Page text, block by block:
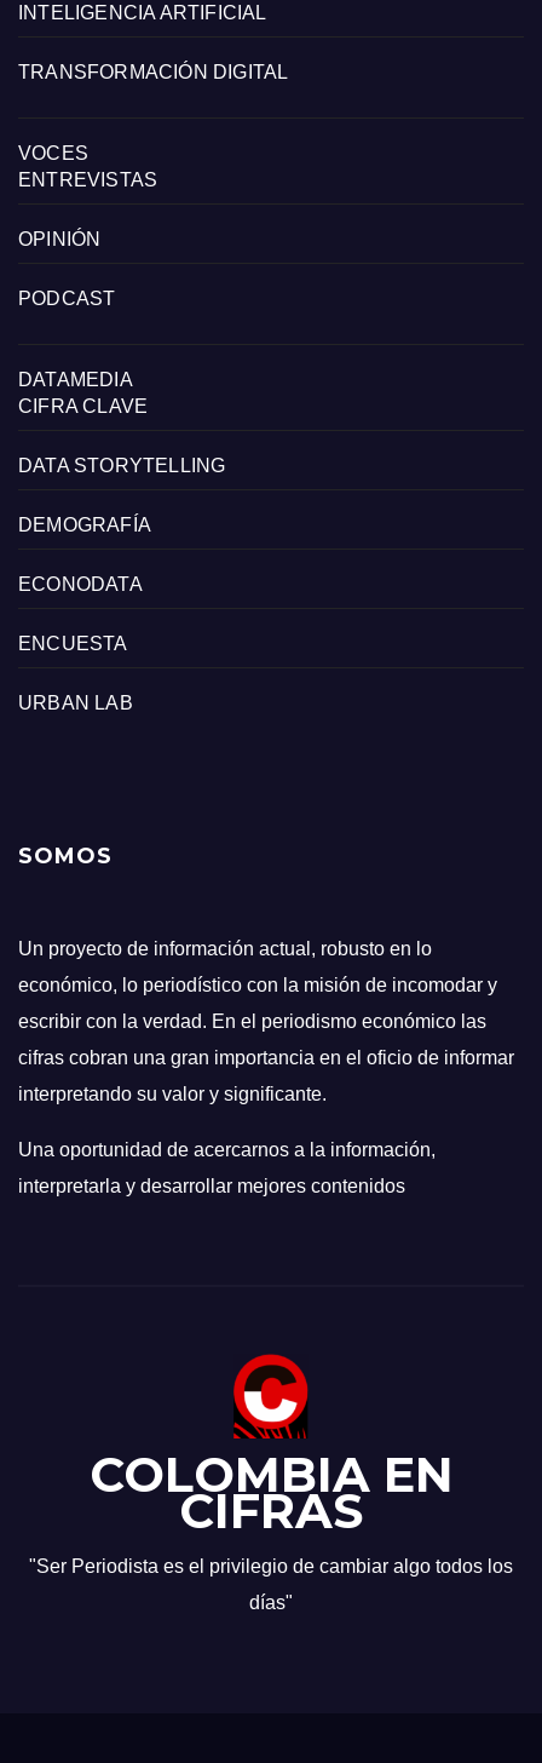
INTELIGENCIA ARTIFICIAL
TRANSFORMACIÓN DIGITAL
VOCES
ENTREVISTAS
OPINIÓN
PODCAST
DATAMEDIA
CIFRA CLAVE
DATA STORYTELLING
DEMOGRAFÍA
ECONODATA
ENCUESTA
URBAN LAB
SOMOS
Un proyecto de información actual, robusto en lo
económico, lo periodístico con la misión de incomodar y
escribir con la verdad. En el periodismo económico las
cifras cobran una gran importancia en el oficio de informar
interpretando su valor y significante.
Una oportunidad de acercarnos a la información,
interpretarla y desarrollar mejores contenidos
COLOMBIA EN
CIFRAS
"Ser Periodista es el privilegio de cambiar algo todos los
días"